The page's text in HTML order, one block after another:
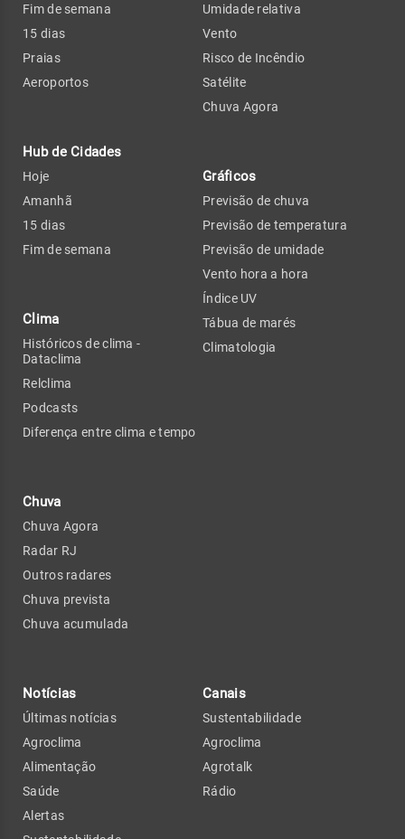
Fim de semana
15 dias
Praias
Aeroportos
Hub de Cidades
Hoje
Amanhã
15 dias
Fim de semana
Clima
Históricos de clima -
Dataclima
Relclima
Podcasts
Diferença entre clima e tempo
Chuva
Chuva Agora
Radar RJ
Outros radares
Chuva prevista
Chuva acumulada
Umidade relativa
Vento
Risco de Incêndio
Satélite
Chuva Agora
Gráficos
Previsão de chuva
Previsão de temperatura
Previsão de umidade
Vento hora a hora
Índice UV
Tábua de marés
Climatologia
Notícias
Últimas notícias
Agroclima
Alimentação
Saúde
Alertas
Canais
Sustentabilidade
Agroclima
Agrotalk
Rádio